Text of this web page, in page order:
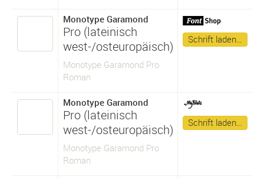
Monotype Garamond
Pro (lateinisch
west-/osteuropäisch)
Monotype Garamond Pro
Roman
Schrift laden…
Monotype Garamond
Pro (lateinisch
west-/osteuropäisch)
Monotype Garamond Pro
Roman
Schrift laden…